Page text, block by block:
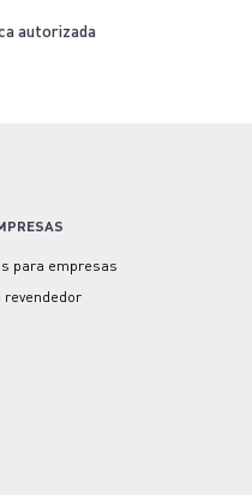
autorizada
para empresas
revendedor